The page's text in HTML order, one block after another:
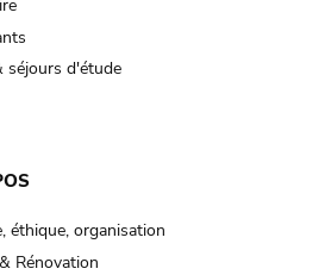
séjours d'étude
éthique, organisation
Rénovation